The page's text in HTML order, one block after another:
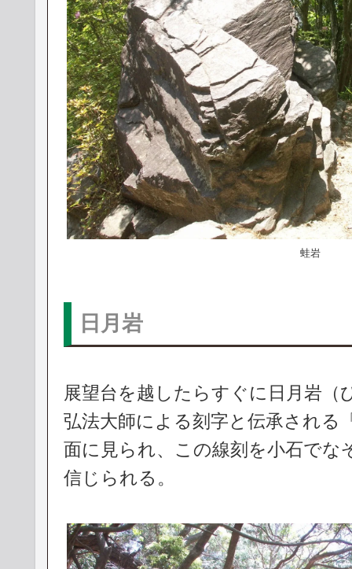
蛙岩
日月岩
展望台を越したらすぐに日月岩（
弘法大師による刻字と伝承される
面に見られ、この線刻を小石でな
信じられる。